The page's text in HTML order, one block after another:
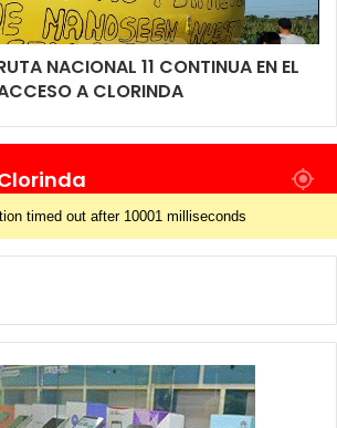
NACIONAL 11 CONTINUA EN EL
A CLORINDA
timed out after 10001 milliseconds